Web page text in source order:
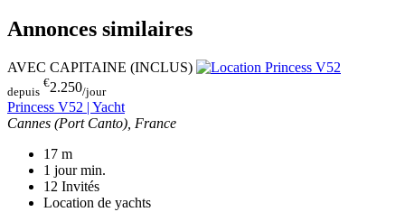
Annonces similaires
AVEC CAPITAINE (INCLUS)
depuis
€2.250/jour
Princess V52 | Yacht
Cannes (Port Canto), France
17 m
1 jour min.
12 Invités
Location de yachts